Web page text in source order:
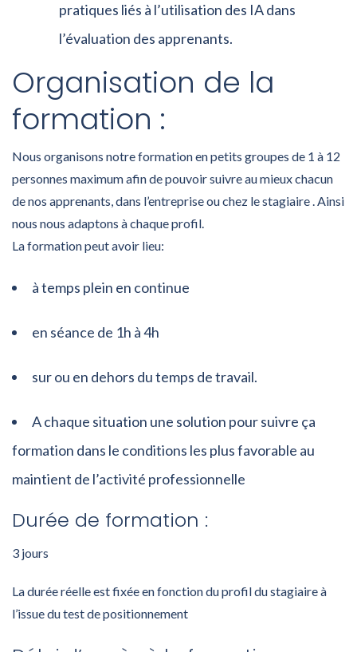
pratiques liés à l’utilisation des IA dans
l’évaluation des apprenants.
Organisation de la
formation :
Nous organisons notre formation en petits groupes de 1 à 12
personnes maximum afin de pouvoir suivre au mieux chacun
de nos apprenants, dans l’entreprise ou chez le stagiaire . Ainsi
nous nous adaptons à chaque profil.
La formation peut avoir lieu:
à temps plein en continue
en séance de 1h à 4h
sur ou en dehors du temps de travail.
A chaque situation une solution pour suivre ça
formation dans le conditions les plus favorable au
maintient de l’activité professionnelle
Durée de formation :
3 jours
La durée réelle est fixée en fonction du profil du stagiaire à
l’issue du test de positionnement